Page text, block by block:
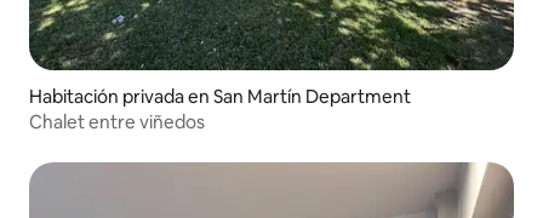
Habitación privada en San Martín Department
Chalet entre viñedos